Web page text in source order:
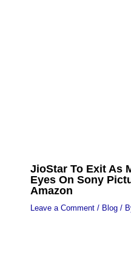
JioStar To Exit As
Eyes On Sony
Amazon
Leave a Comment / Blog/